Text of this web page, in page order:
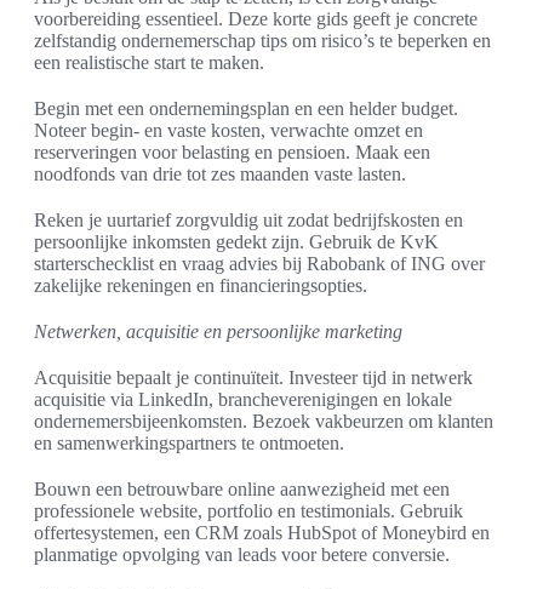
voorbereiding essentieel. Deze korte gids geeft je concrete
zelfstandig ondernemerschap tips om risico’s te beperken en
een realistische start te maken.
Begin met een ondernemingsplan en een helder budget.
Noteer begin- en vaste kosten, verwachte omzet en
reserveringen voor belasting en pensioen. Maak een
noodfonds van drie tot zes maanden vaste lasten.
Reken je uurtarief zorgvuldig uit zodat bedrijfskosten en
persoonlijke inkomsten gedekt zijn. Gebruik de KvK
starterschecklist en vraag advies bij Rabobank of ING over
zakelijke rekeningen en financieringsopties.
Netwerken, acquisitie en persoonlijke marketing
Acquisitie bepaalt je continuïteit. Investeer tijd in netwerk
acquisitie via LinkedIn, brancheverenigingen en lokale
ondernemersbijeenkomsten. Bezoek vakbeurzen om klanten
en samenwerkingspartners te ontmoeten.
Bouwn een betrouwbare online aanwezigheid met een
professionele website, portfolio en testimonials. Gebruik
offertesystemen, een CRM zoals HubSpot of Moneybird en
planmatige opvolging van leads voor betere conversie.